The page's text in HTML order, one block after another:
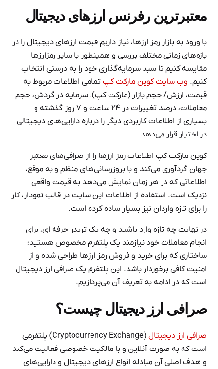
معتبرترین رفرنس ارزهای دیجیتال
با ورود به بازار رمز ارزها، نیاز داریم قیمت ارزهای دیجیتال را در
بازه‌های زمانی مختلف بررسی و همینطور با سایر رمزارزها
مقایسه کنیم تا سبد سرمایه‌گذاری خود را به درستی انتخاب
کنیم. وب سایت کوین مارکت کپتمامی اطلاعات مربوط به
قیمت، ارزش/ حجم بازار (مارکت کپ)، سرمایه در گردش، حجم
معاملات، درصد تغییرات در ۲۴ ساعت و ۷ روز گذشته و
بسیاری از اطلاعات کاربردی دیگر را درباره دارایی‌های دیجیتالی
در اختیار قرار می‌دهد.
کوین مارکت ‌کپ اطلاعات رمز ارزها را از صرافی‌های معتبر
جهان گردآوری می‌کند و با بروزرسانی‌های منظم و به موقع،
اطلاعاتی که در هر زمان نمایش می‌دهد به قیمت واقعی
نزدیک است. استفاده از اطلاعات این سایت در قالب نمودار، کار
را برای تازه ‌واردان نیز بسیار ساده کرده است.
در نهایت چه تازه وارد باشید و چه یک تریدر حرفه ای، برای
انجام معاملات خود نیازمند یک پلتفرم مخصوص هستید؛
ساختاری که برای خرید و فروش رمز ارزها طراحی شده و از
امنیت کافی برخوردار باشد. این پلتفرم یک صرافی ارز دیجیتال
است که در ادامه به تعریف آن می‌پردازیم.
صرافی ارز دیجیتال چیست؟
صرافی ارز دیجیتال
(Cryptocurrency Exchange) پلتفرمی
است که به صورت آنلاین و با مالکیت خصوصی فعالیت می‌کند
و هدف اصلی آن مبادله انواع ارزهای دیجیتال و دارایی‌های